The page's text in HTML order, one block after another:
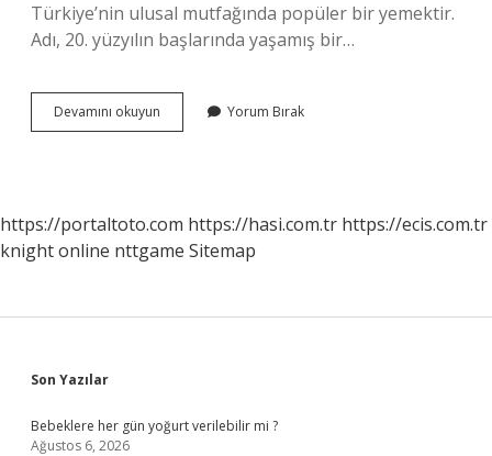
Türkiye’nin ulusal mutfağında popüler bir yemektir.
Adı, 20. yüzyılın başlarında yaşamış bir…
Devamını okuyun
Gelin
Yorum Bırak
https://portaltoto.com https://hasi.com.tr https://ecis.com.tr
knight online nttgame Sitemap
Sidebar
Son Yazılar
Bebeklere her gün yoğurt verilebilir mi ?
Ağustos 6, 2026